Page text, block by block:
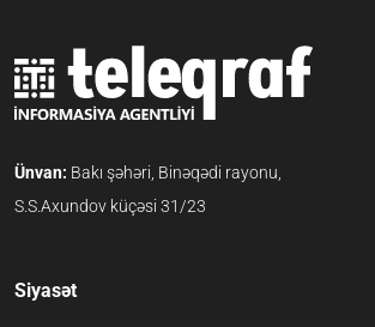
Ünvan: Bakı şəhəri, Binəqədi rayonu,
S.S.Axundov küçəsi 31/23
Siyasət